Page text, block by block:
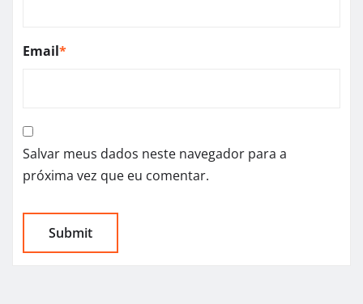
Email*
Salvar meus dados neste navegador para a
próxima vez que eu comentar.